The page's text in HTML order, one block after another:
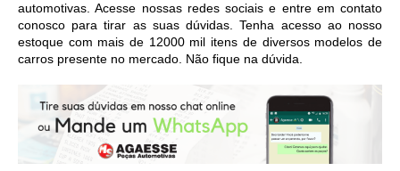
automotivas. Acesse nossas redes sociais e entre em contato
conosco para tirar as suas dúvidas. Tenha acesso ao nosso
estoque com mais de 12000 mil itens de diversos modelos de
carros presente no mercado. Não fique na dúvida.